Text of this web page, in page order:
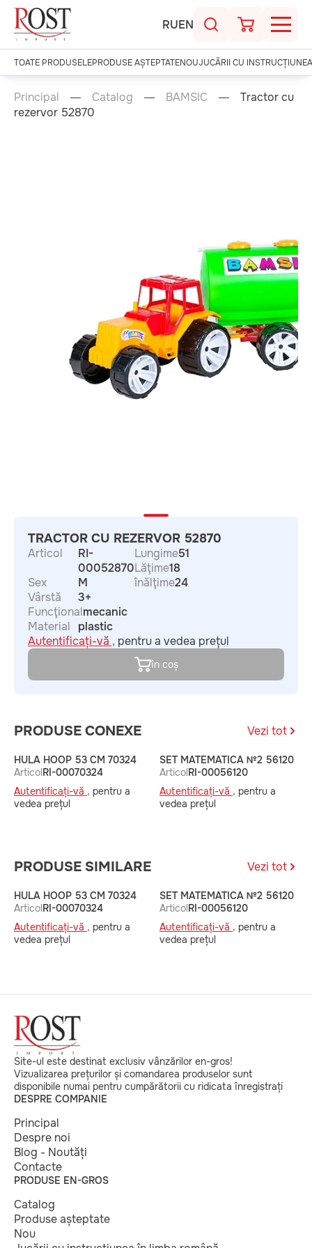
RUEN
TOATE PRODUSELEPRODUSE AȘTEPTATENOUJUCĂRII CU
Principal Catalog BAMSIC
Tractor cu
rezervor 52870
TRACTOR CU REZERVOR 52870
Articol
RI-
00052870
Sex
M
Vârstă
3+
Funcţionalmecanic
Material
plastic
Lungime51
Lăţime18
înălţime24
Autentificați-vă , pentru a vedea prețul
în coș
PRODUSE CONEXE Vezi tot
HULA HOOP 53 CM 70324
ArticolRI-00070324
Autentificați-vă , pentru a
vedea prețul
SET MATEMATICA №2 56120
ArticolRI-00056120
Autentificați-vă , pentru a
vedea prețul
PRODUSE SIMILARE Vezi tot
HULA HOOP 53 CM 70324
ArticolRI-00070324
Autentificați-vă , pentru a
vedea prețul
SET MATEMATICA №2 56120
ArticolRI-00056120
Autentificați-vă , pentru a
vedea prețul
Site-ul este destinat exclusiv vânzărilor en-gros!
Vizualizarea prețurilor și comandarea produselor sunt
disponibile numai pentru cumpărătorii cu ridicata înregistrați
DESPRE COMPANIE
Principal
Despre noi
Blog - Noutăți
Contacte
PRODUSE EN-GROS
Catalog
Produse așteptate
Nou